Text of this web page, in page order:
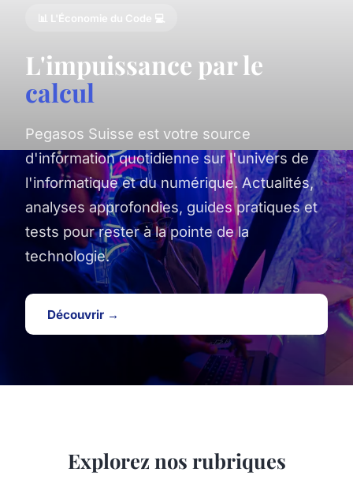
📊 L'Économie du Code 💻
L'impuissance par le
calcul
Pegasos Suisse est votre source
d'information quotidienne sur l'univers de
l'informatique et du numérique. Actualités,
analyses approfondies, guides pratiques et
tests pour rester à la pointe de la
technologie.
Découvrir →
Explorez nos rubriques